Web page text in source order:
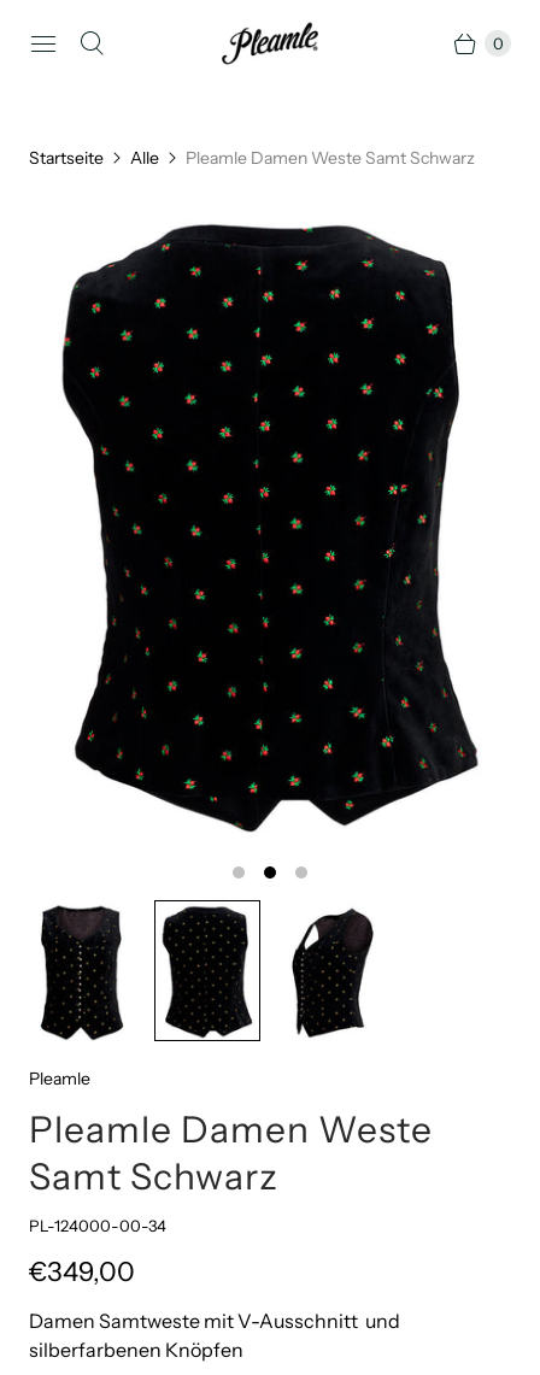
0
Startseite Alle Pleamle Damen Weste Samt Schwarz
Pleamle
Pleamle Damen Weste
Samt Schwarz
PL-124000-00-34
€349,00
Damen Samtweste mit V-Ausschnitt und
silberfarbenen Knöpfen